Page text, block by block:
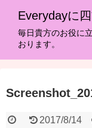
Everydayに
毎日貴方のお役に
おります。
2017/8/14